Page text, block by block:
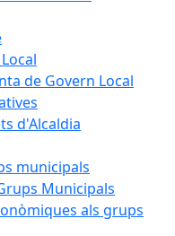
de Govern Local
d'Alcaldia
municipals
Municipals
als grups